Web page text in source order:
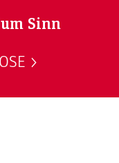
Sinn